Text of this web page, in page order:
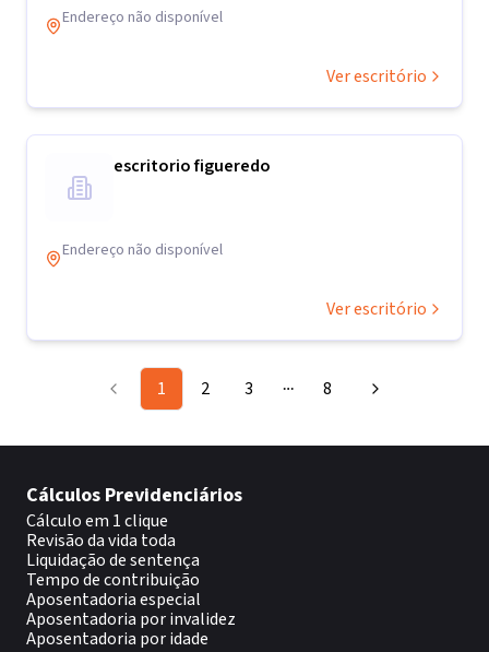
Endereço não disponível
Ver escritório
escritorio figueredo
Endereço não disponível
Ver escritório
1 2 3 More pages
8
Cálculos Previdenciários
Cálculo em 1 clique
Revisão da vida toda
Liquidação de sentença
Tempo de contribuição
Aposentadoria especial
Aposentadoria por invalidez
Aposentadoria por idade